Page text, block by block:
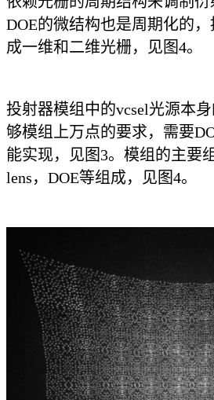
DOE的微结构也是周期化的
成一维和二维光栅，见图4。
投射器模组中的vcsel光源本
够模组上万点的要求，需要
能实现，见图3。模组的主要
lens，DOE等组成，见图4。